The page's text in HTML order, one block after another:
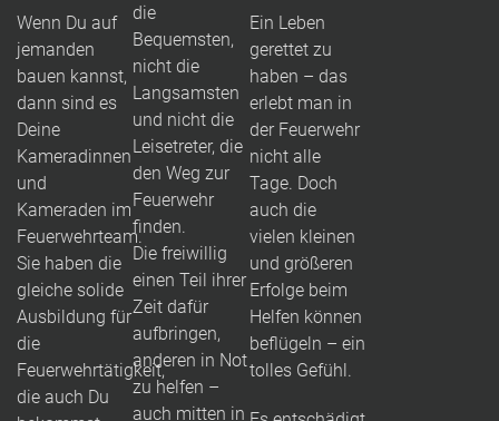
Wenn Du auf
jemanden
bauen kannst,
dann sind es
Deine
Kameradinnen
und
Kameraden im
Feuerwehrteam.
Sie haben die
gleiche solide
Ausbildung für
die
Feuerwehrtätigkeit,
die auch Du
die
Bequemsten,
nicht die
Langsamsten
und nicht die
Leisetreter, die
den Weg zur
Feuerwehr
finden.
Die freiwillig
einen Teil ihrer
Zeit dafür
aufbringen,
anderen in Not
zu helfen –
auch mitten in
Ein Leben
gerettet zu
haben – das
erlebt man in
der Feuerwehr
nicht alle
Tage. Doch
auch die
vielen kleinen
und größeren
Erfolge beim
Helfen können
beflügeln – ein
tolles Gefühl.